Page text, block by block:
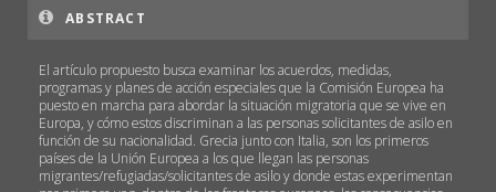
ABSTRACT
El artículo propuesto busca examinar los acuerdos, medidas,
programas y planes de acción especiales que la Comisión Europea ha
puesto en marcha para abordar la situación migratoria que se vive en
Europa, y cómo estos discriminan a las personas solicitantes de asilo en
función de su nacionalidad. Grecia junto con Italia, son los primeros
países de la Unión Europea a los que llegan las personas
migrantes/refugiadas/solicitantes de asilo y donde estas experimentan